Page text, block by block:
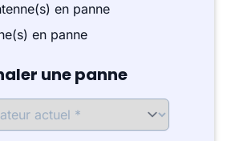
en panne
en panne
une panne